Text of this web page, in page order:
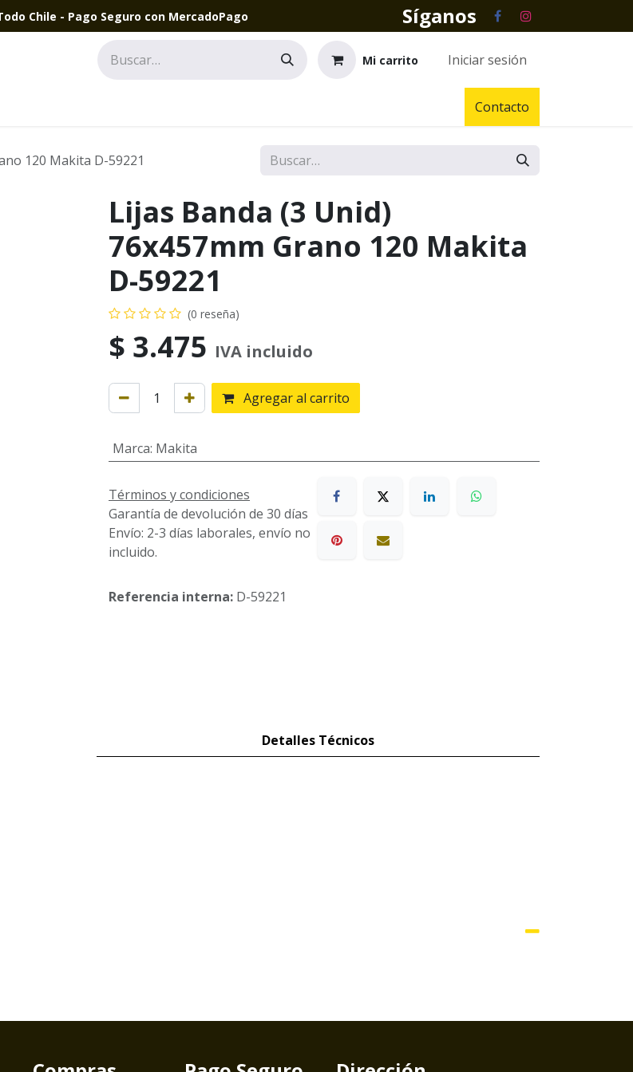
Chile - Pago Seguro con MercadoPago Síganos
Mi carrito Iniciar sesión
Contacto
120 Makita D-59221
Lijas Banda (3 Unid)
76x457mm Grano 120 Makita
D-59221
(0 reseña)
$ 3.475 IVA incluido
Agregar al carrito
Marca: Makita
Términos y condiciones
Garantía de devolución de 30 días
Envío: 2-3 días laborales, envío no
incluido.
Referencia interna: D-59221
Detalles Técnicos